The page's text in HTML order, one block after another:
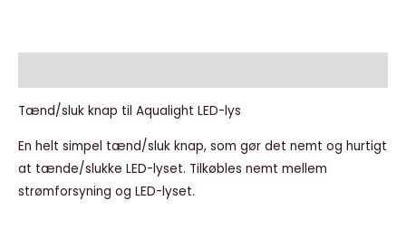
Tænd/sluk knap til Aqualight LED-lys
En helt simpel tænd/sluk knap, som gør det nemt og hurtigt
at tænde/slukke LED-lyset. Tilkøbles nemt mellem
strømforsyning og LED-lyset.